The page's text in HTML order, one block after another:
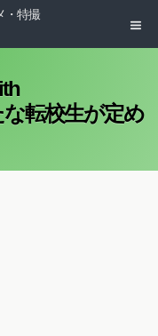
・特撮
な転校生が定め